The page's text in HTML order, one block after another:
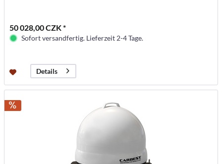
50 028,00 CZK *
Sofort versandfertig. Lieferzeit 2-4 Tage.
Details